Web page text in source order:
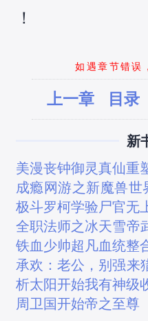
！
如遇章节错误
上一章 目录
新
美漫丧钟御灵真仙重
成瘾 网游之新魔兽世
极斗罗柯学验尸官无
全职法师之冰天雪帝
铁血少帅超凡血统整
承欢：老公，别强来
析太阳开始我有神级
周卫国开始帝之至尊